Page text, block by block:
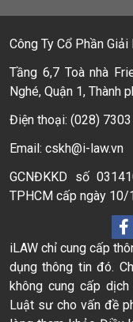
Công Ty Cổ Phần
Tầng 6,7 Toà nhà
Nghé, Quận 1, Thành
Điện thoại: (028)
Email: cskh@i-law.vn
GCNĐKKD số
TPHCM cấp ngày
iLAW chỉ cung cấp
dụng thông tin đó.
không cung cấp
Luật sư cho vấn đề